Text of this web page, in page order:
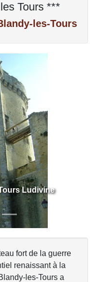
Tours ***
les-Tours
Ludivine
fort de la guerre
renaissant à la
les-Tours a